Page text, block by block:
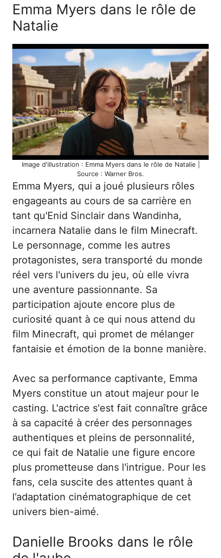
Emma Myers dans le rôle de
Natalie
Image d'illustration : Emma Myers dans le rôle de Natalie |
Source : Warner Bros.
Emma Myers, qui a joué plusieurs rôles
engageants au cours de sa carrière en
tant qu'Enid Sinclair dans Wandinha,
incarnera Natalie dans le film Minecraft.
Le personnage, comme les autres
protagonistes, sera transporté du monde
réel vers l'univers du jeu, où elle vivra
une aventure passionnante. Sa
participation ajoute encore plus de
curiosité quant à ce qui nous attend du
film Minecraft, qui promet de mélanger
fantaisie et émotion de la bonne manière.
Avec sa performance captivante, Emma
Myers constitue un atout majeur pour le
casting. L'actrice s'est fait connaître grâce
à sa capacité à créer des personnages
authentiques et pleins de personnalité,
ce qui fait de Natalie une figure encore
plus prometteuse dans l'intrigue. Pour les
fans, cela suscite des attentes quant à
l’adaptation cinématographique de cet
univers bien-aimé.
Danielle Brooks dans le rôle